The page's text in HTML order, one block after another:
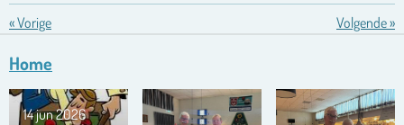
«Vorige Volgende»
Home
14 jun 2026